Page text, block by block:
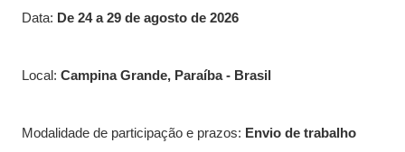
Data: De 24 a 29 de agosto de 2026
Local: Campina Grande, Paraíba - Brasil
Modalidade de participação e prazos: Envio de trabalho